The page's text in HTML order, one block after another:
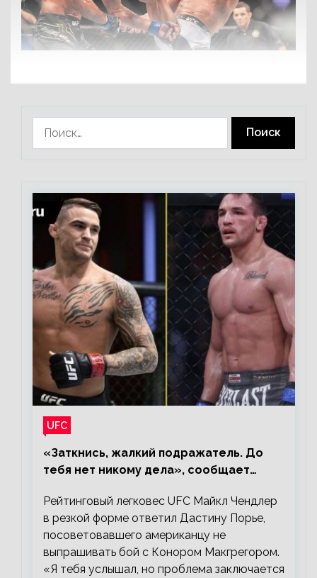
UFC
«Заткнись, жалкий подражатель. До
тебя нет никому дела», сообщает
Рейтинговый легковес UFC Майкл Чендлер
в резкой форме ответил Дастину Порье,
посоветовавшего американцу не
выпрашивать бой с Конором Макгрегором.
«Я тебя услышал, но проблема заключается